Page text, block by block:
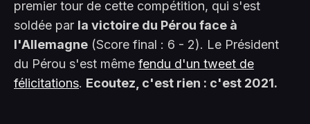
premier tour de cette compétition, qui s'est
soldée par la victoire du Pérou face à
l'Allemagne (Score final : 6 - 2). Le Président
du Pérou s'est même fendu d'un tweet de
félicitations. Ecoutez, c'est rien : c'est 2021.